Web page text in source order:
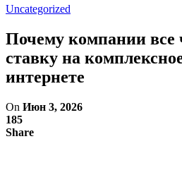
Uncategorized
Почему компании все
ставку на
интернете
On Июн 3, 2026
185
Share